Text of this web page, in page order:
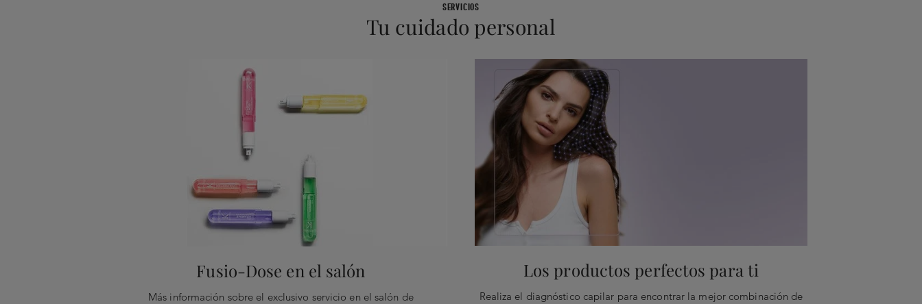
SERVICIOS
Tu cuidado personal
Fusio-Dose en el salón
Más información sobre el exclusivo servicio en el salón de
Los productos perfectos para ti
Realiza el diagnóstico capilar para encontrar la mejor combinación de